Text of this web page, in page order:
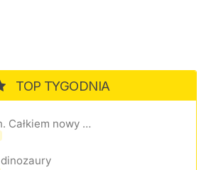
TOP TYGODNIA
Spider-Man. Całkiem nowy dzień